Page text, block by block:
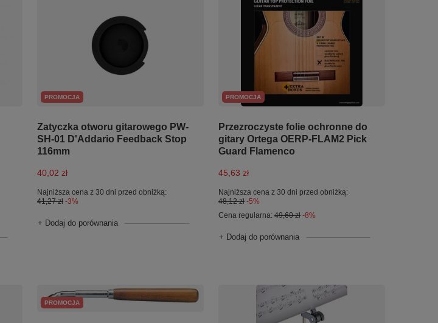
PROMOCJA
Zatyczka otworu gitarowego PW-
SH-01 D'Addario Feedback Stop
116mm
40,02 zł
Najniższa cena z 30 dni przed obniżką:
41,27 zł -3%
+ Dodaj do porównania
PROMOCJA
Przezroczyste folie ochronne do
gitary Ortega OERP-FLAM2 Pick
Guard Flamenco
45,63 zł
Najniższa cena z 30 dni przed obniżką:
48,12 zł -5%
Cena regularna: 49,60 zł -8%
+ Dodaj do porównania
PROMOCJA